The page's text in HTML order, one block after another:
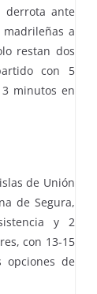
derrota ante
madrileñas a
restan dos
con 5
minutos en
de Unión
de Segura,
y 2
con 13-15
opciones de